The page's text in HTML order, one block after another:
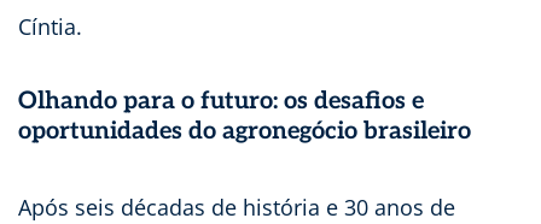
Cíntia.
Olhando para o futuro: os desafios e
oportunidades do agronegócio brasileiro
Após seis décadas de história e 30 anos de